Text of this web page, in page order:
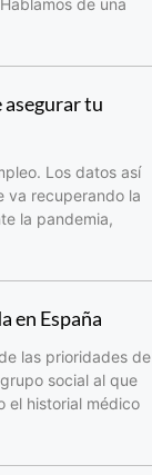
asegurar tu
Los datos así
va recuperando la
la pandemia,
en España
las prioridades de
social al que
el historial médico